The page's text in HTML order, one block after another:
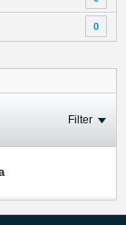
0
Filter